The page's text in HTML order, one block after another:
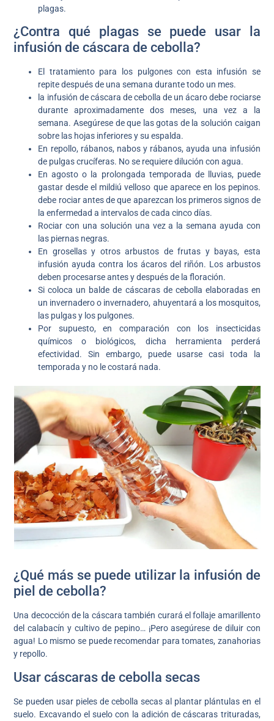
plagas.
¿Contra qué plagas se puede usar la
infusión de cáscara de cebolla?
El tratamiento para los pulgones con esta infusión se
repite después de una semana durante todo un mes.
la infusión de cáscara de cebolla de un ácaro debe rociarse
durante aproximadamente dos meses, una vez a la
semana. Asegúrese de que las gotas de la solución caigan
sobre las hojas inferiores y su espalda.
En repollo, rábanos, nabos y rábanos, ayuda una infusión
de pulgas crucíferas. No se requiere dilución con agua.
En agosto o la prolongada temporada de lluvias, puede
gastar desde el mildiú velloso que aparece en los pepinos.
debe rociar antes de que aparezcan los primeros signos de
la enfermedad a intervalos de cada cinco días.
Rociar con una solución una vez a la semana ayuda con
las piernas negras.
En grosellas y otros arbustos de frutas y bayas, esta
infusión ayuda contra los ácaros del riñón. Los arbustos
deben procesarse antes y después de la floración.
Si coloca un balde de cáscaras de cebolla elaboradas en
un invernadero o invernadero, ahuyentará a los mosquitos,
las pulgas y los pulgones.
Por supuesto, en comparación con los insecticidas
químicos o biológicos, dicha herramienta perderá
efectividad. Sin embargo, puede usarse casi toda la
temporada y no le costará nada.
¿Qué más se puede utilizar la infusión de
piel de cebolla?
Una decocción de la cáscara también curará el follaje amarillento
del calabacín y cultivo de pepino… ¡Pero asegúrese de diluir con
agua! Lo mismo se puede recomendar para tomates, zanahorias
y repollo.
Usar cáscaras de cebolla secas
Se pueden usar pieles de cebolla secas al plantar plántulas en el
suelo. Excavando el suelo con la adición de cáscaras trituradas,